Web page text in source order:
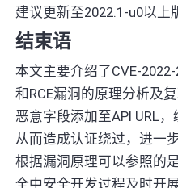
建议更新至2022.1-u0以上
结束语
本文主要介绍了CVE-
和RCE漏洞的原理分析及
恶意字段添加至API URL
从而造成认证绕过，进一
根据漏洞原理可以参照的
全中安全开发过程及时开